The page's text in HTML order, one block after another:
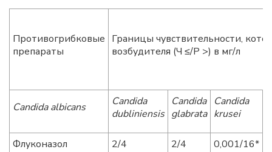
Противогрибковые
препараты
Границы чувствительности,
возбудителя (Ч ≤/Р >) в мг/л
Candida albicans
Candida
dubliniensis
Candida
glabrata
Candida
krusei
Флуконазол 2/4 2/4 0,001/16*